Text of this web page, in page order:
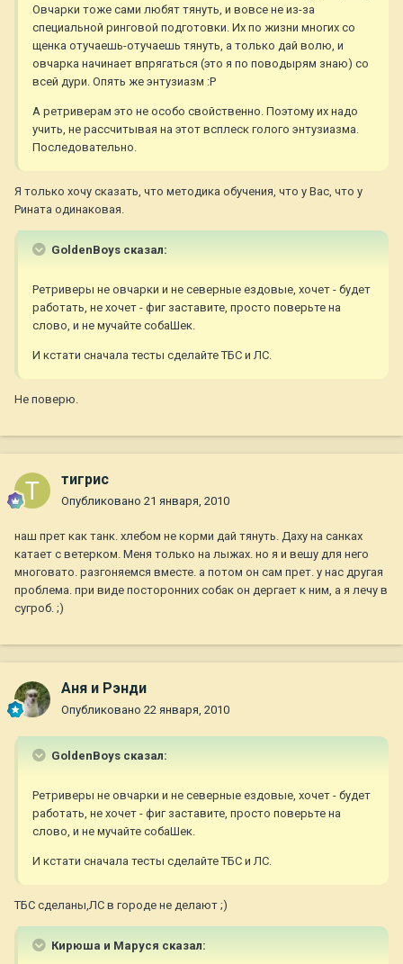
Овчарки тоже сами любят тянуть, и вовсе не из-за
специальной ринговой подготовки. Их по жизни многих со
щенка отучаешь-отучаешь тянуть, а только дай волю, и
овчарка начинает впрягаться (это я по поводырям знаю) со
всей дури. Опять же энтузиазм :P
А ретриверам это не особо свойственно. Поэтому их надо
учить, не рассчитывая на этот всплеск голого энтузиазма.
Последовательно.
Я только хочу сказать, что методика обучения, что у Вас, что у
Рината одинаковая.
GoldenBoys сказал:
Ретриверы не овчарки и не северные ездовые, хочет - будет
работать, не хочет - фиг заставите, просто поверьте на
слово, и не мучайте собаШек.
И кстати сначала тесты сделайте ТБС и ЛС.
Не поверю.
тигрис
Опубликовано 21 января, 2010
наш прет как танк. хлебом не корми дай тянуть. Даху на санках
катает с ветерком. Меня только на лыжах. но я и вешу для него
многовато. разгоняемся вместе. а потом он сам прет. у нас другая
проблема. при виде посторонних собак он дергает к ним, а я лечу в
сугроб. ;)
Аня и Рэнди
Опубликовано 22 января, 2010
GoldenBoys сказал:
Ретриверы не овчарки и не северные ездовые, хочет - будет
работать, не хочет - фиг заставите, просто поверьте на
слово, и не мучайте собаШек.
И кстати сначала тесты сделайте ТБС и ЛС.
ТБС сделаны,ЛС в городе не делают ;)
Кирюша и Маруся сказал: